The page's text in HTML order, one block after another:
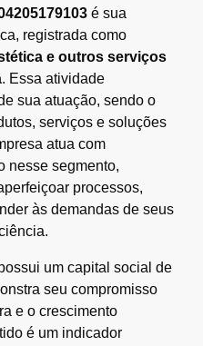
é sua
registrada como
e outros serviços
. Essa atividade
sua atuação, sendo o
serviços e soluções
atua com
nesse segmento,
processos,
às demandas de seus
um capital social de
seu compromisso
e o crescimento
é um indicador